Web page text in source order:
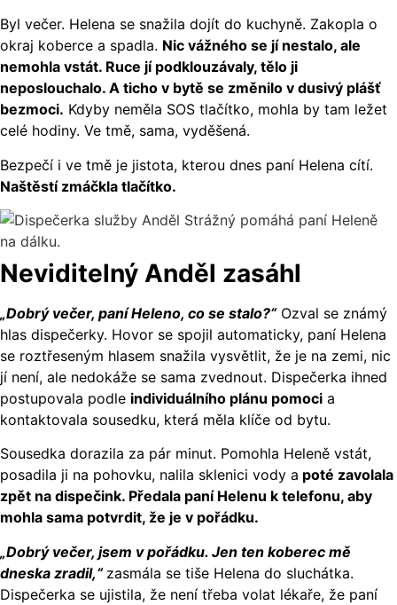
Byl večer. Helena se snažila dojít do kuchyně. Zakopla o
okraj koberce a spadla. Nic vážného se jí nestalo, ale
nemohla vstát. Ruce jí podklouzávaly, tělo ji
neposlouchalo. A ticho v bytě se změnilo v dusivý plášť
bezmoci. Kdyby neměla SOS tlačítko, mohla by tam ležet
celé hodiny. Ve tmě, sama, vyděšená.
Bezpečí i ve tmě je jistota, kterou dnes paní Helena cítí.
Naštěstí zmáčkla tlačítko.
Neviditelný Anděl zasáhl
„Dobrý večer, paní Heleno, co se stalo?“ Ozval se známý
hlas dispečerky. Hovor se spojil automaticky, paní Helena
se roztřeseným hlasem snažila vysvětlit, že je na zemi, nic
jí není, ale nedokáže se sama zvednout. Dispečerka ihned
postupovala podle individuálního plánu pomoci a
kontaktovala sousedku, která měla klíče od bytu.
Sousedka dorazila za pár minut. Pomohla Heleně vstát,
posadila ji na pohovku, nalila sklenici vody a poté zavolala
zpět na dispečink. Předala paní Helenu k telefonu, aby
mohla sama potvrdit, že je v pořádku.
„Dobrý večer, jsem v pořádku. Jen ten koberec mě
dneska zradil,“ zasmála se tiše Helena do sluchátka.
Dispečerka se ujistila, že není třeba volat lékaře, že paní